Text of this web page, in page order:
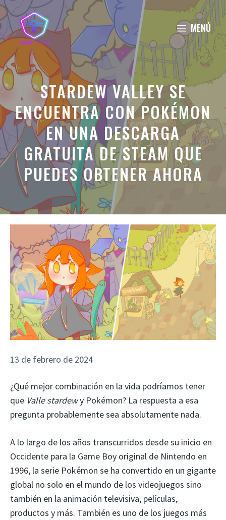
Saltar
al
contenido
MENÚ
STARDEW VALLEY SE
ENCUENTRA CON POKÉMON
EN UNA DESCARGA
GRATUITA DE STEAM QUE
PUEDES OBTENER AHORA
13 de febrero de 2024
¿Qué mejor combinación en la vida podríamos tener
que Valle stardewy Pokémon? La respuesta a esa
pregunta probablemente sea absolutamente nada.
A lo largo de los años transcurridos desde su inicio en
Occidente para la Game Boy original de Nintendo en
1996, la serie Pokémon se ha convertido en un gigante
global no solo en el mundo de los videojuegos sino
también en la animación televisiva, películas,
productos y más. También es uno de los juegos más